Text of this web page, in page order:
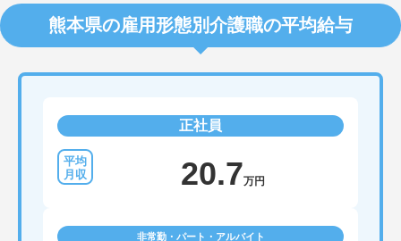
熊本県の雇用形態別介護職の平均給与
正社員
20.7万円
非常勤・パート・アルバイト